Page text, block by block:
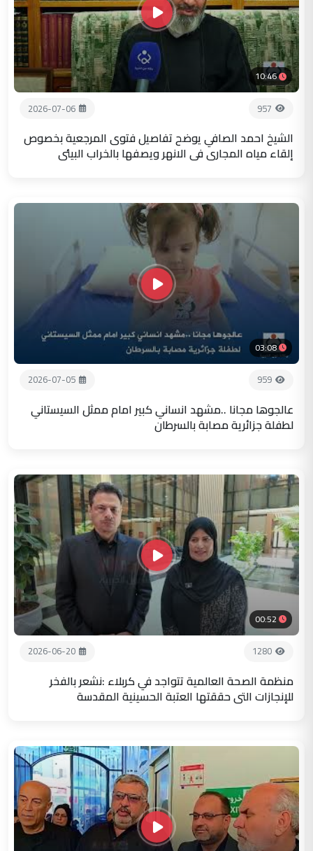
10:46
957
2026-07-06
الشيخ احمد الصافي يوضح تفاصيل فتوى المرجعية بخصوص
إلقاء مياه المجاري في الانهر ويصفها بالخراب البيئي
03:08
959
2026-07-05
عالجوها مجانا ..مشهد انساني كبير امام ممثل السيستاني
لطفلة جزائرية مصابة بالسرطان
00:52
1280
2026-06-20
منظمة الصحة العالمية تتواجد في كربلاء :نشعر بالفخر
للإنجازات التي حققتها العتبة الحسينية المقدسة